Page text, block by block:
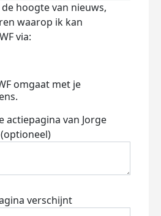
hoogte van nieuws,
waarop ik kan
via:
omgaat met je
actiepagina van Jorge
verschijnt